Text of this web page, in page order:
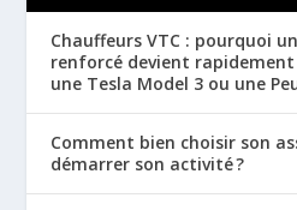
Chauffeurs VTC : pourquoi
renforcé devient
une Tesla Model 3 ou une
Comment bien choisir son
démarrer son activité ?